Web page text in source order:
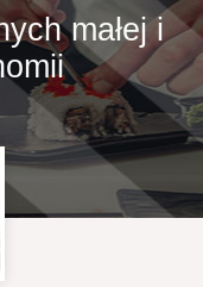
małej i